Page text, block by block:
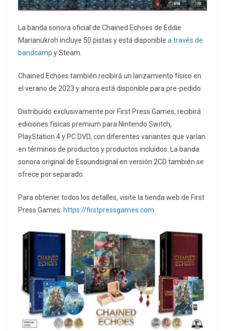
La banda sonora oficial de Chained Echoes de Eddie
Marianukroh incluye 50 pistas y está disponible a través de
bandcamp y Steam.
Chained Echoes también recibirá un lanzamiento físico en
el verano de 2023 y ahora está disponible para pre-pedido.
Distribuido exclusivamente por First Press Games, recibirá
ediciones físicas premium para Nintendo Switch,
PlayStation 4 y PC DVD, con diferentes variantes que varían
en términos de productos y productos incluidos. La banda
sonora original de Esoundsignal en versión 2CD también se
ofrece por separado.
Para obtener todos los detalles, visite la tienda web de First
Press Games: https://firstpressgames.com